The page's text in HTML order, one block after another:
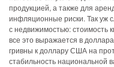
продукцией, а также для
инфляционные риски. Так уж
с недвижимостью: стоимость
все это выражается в
гривны к доллару США на
стабильность национальной